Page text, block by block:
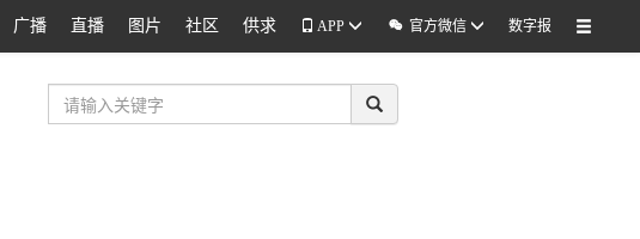
广播 直播 图片 社区 供求 APP  官方微信 数字报